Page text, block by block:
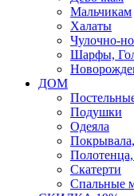
Мальчикам
Халаты
Чулочно-
Шарфы,
ДОМ
Подушки
Одеяла
Скатерти
Спальные